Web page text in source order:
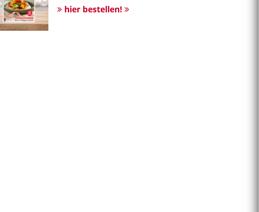
hier bestellen!